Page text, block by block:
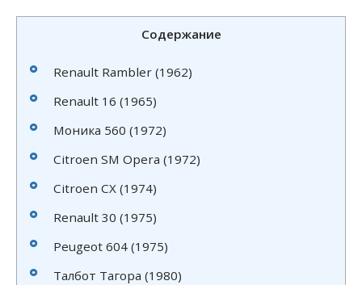
Содержание
Renault Rambler (1962)
Renault 16 (1965)
Моника 560 (1972)
Citroen SM Opera (1972)
Citroen CX (1974)
Renault 30 (1975)
Peugeot 604 (1975)
Талбот Тагора (1980)